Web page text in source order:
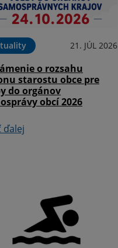
21. JÚL 2026
o rozsahu
starostu obce pre
do orgánov
obcí 2026
ďalej